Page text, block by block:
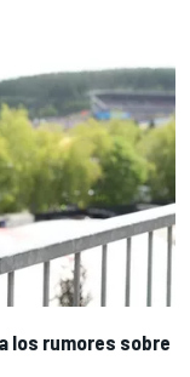
los rumores sobre